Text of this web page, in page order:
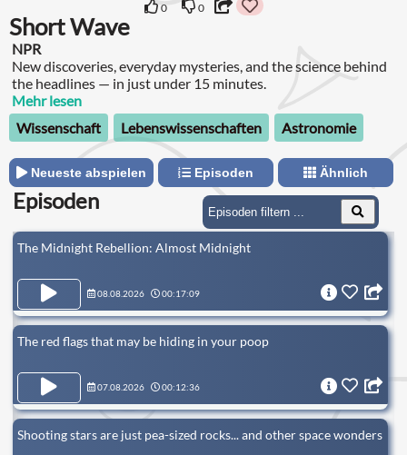
0 0
Short Wave
NPR
New discoveries, everyday mysteries, and the science behind
the headlines — in just under 15 minutes.
Mehr lesen
Wissenschaft
Lebenswissenschaften Astronomie
Neueste abspielen Episoden Ähnlich
Episoden
The Midnight Rebellion: Almost Midnight
08.08.2026 00:17:09
The red flags that may be hiding in your poop
07.08.2026 00:12:36
Shooting stars are just pea-sized rocks... and other space wonders